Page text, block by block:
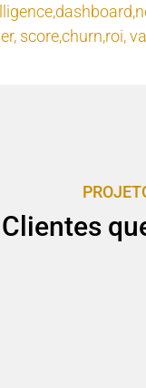
, score,churn,roi,
Clientes